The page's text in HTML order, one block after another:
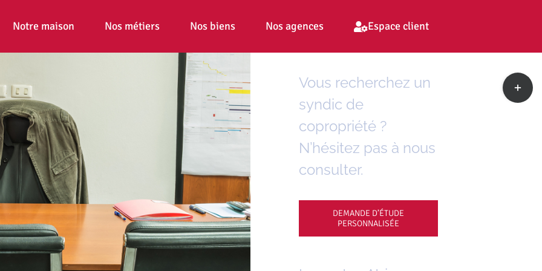
Notre maison Nos métiers Nos biens Nos agences Espace client
Vous recherchez un
syndic de
copropriété ?
N’hésitez pas à nous
consulter.
DEMANDE D’ÉTUDE
PERSONNALISÉE
Toggle
Sliding
Bar